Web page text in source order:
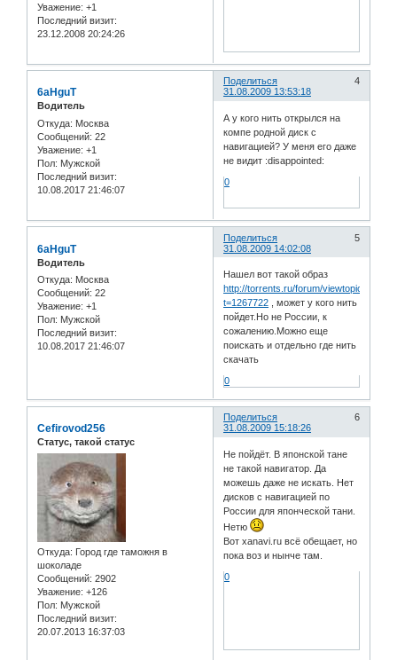
Уважение: +1
Последний визит:
23.12.2008 20:24:26
Поделиться
4
31.08.2009 13:53:18
6aHguT
Водитель
Откуда: Москва
Сообщений: 22
Уважение: +1
Пол: Мужской
Последний визит:
10.08.2017 21:46:07
А у кого нить открылся на
компе родной диск с
навигацией? У меня его даже
не видит :disappointed:
0
Поделиться
5
31.08.2009 14:02:08
6aHguT
Водитель
Откуда: Москва
Сообщений: 22
Уважение: +1
Пол: Мужской
Последний визит:
10.08.2017 21:46:07
Нашел вот такой образ
http://torrents.ru/forum/viewtopic.php?
t=1267722 , может у кого нить
пойдет.Но не России, к
сожалению.Можно еще
поискать и отдельно где нить
скачать
0
Поделиться
6
31.08.2009 15:18:26
Cefirovod256
Статус, такой статус
Откуда: Город где таможня в
шоколаде
Сообщений: 2902
Уважение: +126
Пол: Мужской
Последний визит:
20.07.2013 16:37:03
Не пойдёт. В японской тане
не такой навигатор. Да
можешь даже не искать. Нет
дисков с навигацией по
России для японческой тани.
Нетю
Вот xanavi.ru всё обещает, но
пока воз и нынче там.
0